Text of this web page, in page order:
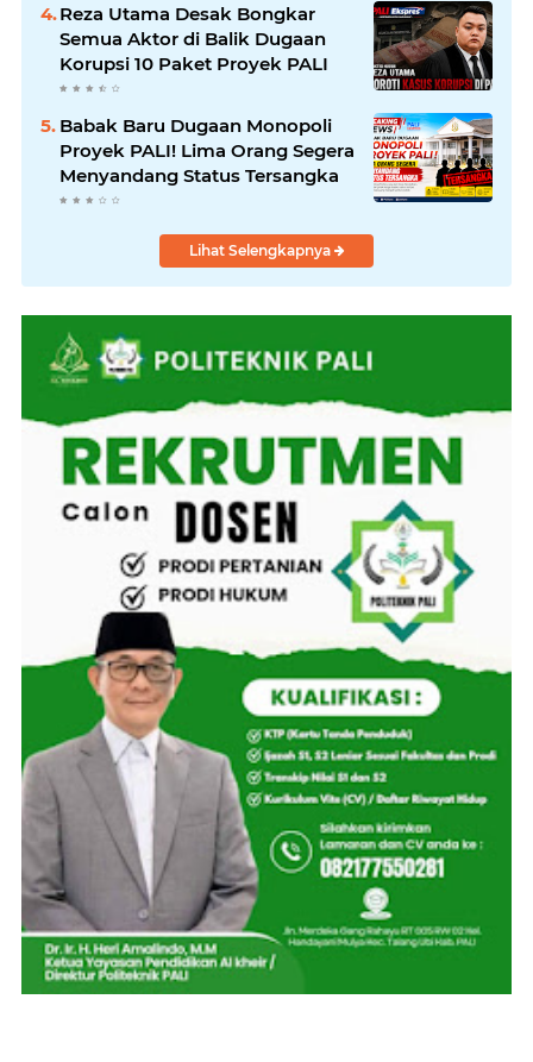
Reza Utama Desak Bongkar
Semua Aktor di Balik Dugaan
Korupsi 10 Paket Proyek PALI
Babak Baru Dugaan Monopoli
Proyek PALI! Lima Orang Segera
Menyandang Status Tersangka
Lihat Selengkapnya